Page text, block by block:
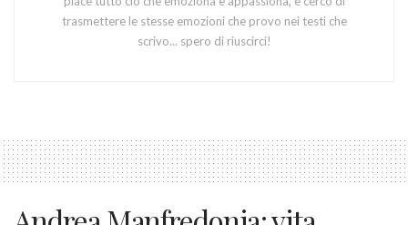
trasmettere le stesse emozioni che provo nei testi che
scrivo... spero di riuscirci!